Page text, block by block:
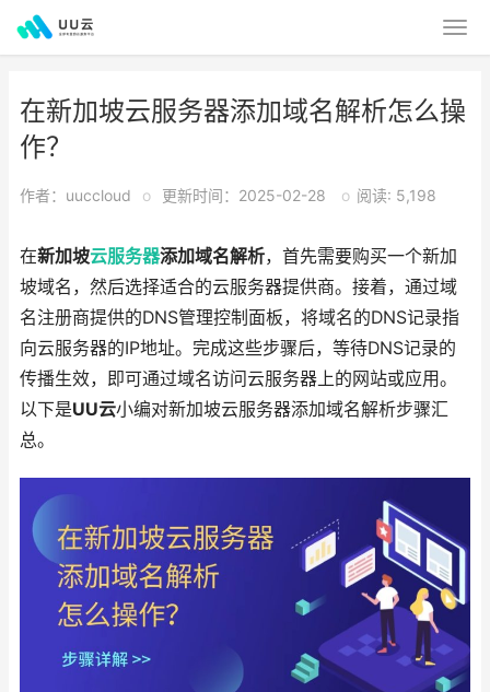
在新加坡云服务器添加域名解析怎么操
作？
作者：uuccloud o 更新时间：2025-02-28 o 阅读: 5,198
在新加坡云服务器添加域名解析，首先需要购买一个新加
坡域名，然后选择适合的云服务器提供商。接着，通过域
名注册商提供的DNS管理控制面板，将域名的DNS记录指
向云服务器的IP地址。完成这些步骤后，等待DNS记录的
传播生效，即可通过域名访问云服务器上的网站或应用。
以下是UU云小编对新加坡云服务器添加域名解析步骤汇
总。